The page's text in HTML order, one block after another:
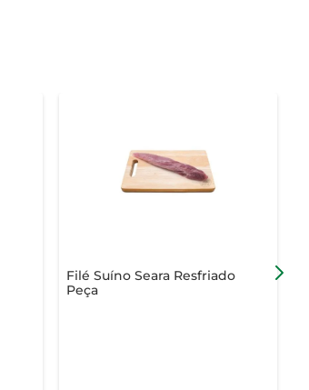
Filé Suíno Seara Resfriado
Peça